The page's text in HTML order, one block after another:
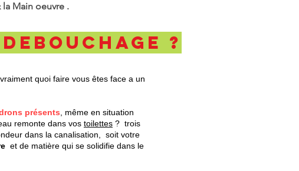
Main oeuvre .
?
quoi faire vous êtes face a un
présents , même en situation
remonte dans vos toilettes ? trois
dans la canalisation, soit votre
et de matière qui se solidifie dans le